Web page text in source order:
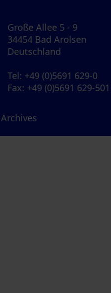
Große Allee 5 - 9
34454 Bad Arolsen
Deutschland
Tel: +49 (0)5691 629-0
Fax: +49 (0)5691 629-501